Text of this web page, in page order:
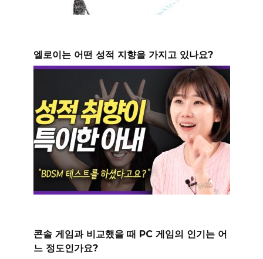
엘로이는 어떤 성적 지향을 가지고 있나요?
콘솔 게임과 비교했을 때 PC 게임의 인기는 어
느 정도인가요?